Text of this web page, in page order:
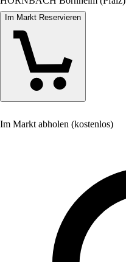
Im Markt Reservieren
Im Markt abholen (kostenlos)